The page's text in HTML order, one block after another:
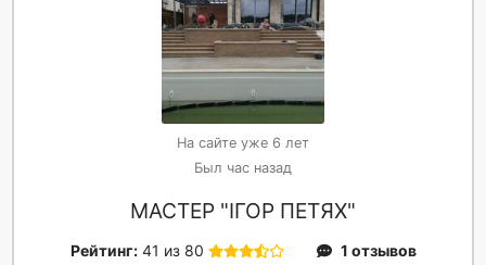
На сайте уже 6 лет
Был час назад
МАСТЕР "ІГОР ПЕТЯХ"
Рейтинг: 41 из 80 1 отзывов